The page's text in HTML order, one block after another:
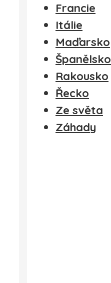
Francie
Itálie
Maďarsko
Španělsko
Rakousko
Řecko
Ze světa
Záhady